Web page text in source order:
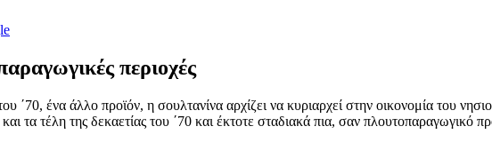
περιοχές
΄70, ένα άλλο προϊόν, η σουλτανίνα αρχίζει να κυριαρχεί στην οικονομία του
τα τέλη της δεκαετίας του ΄70 και έκτοτε σταδιακά πια, σαν πλουτοπαραγωγικό